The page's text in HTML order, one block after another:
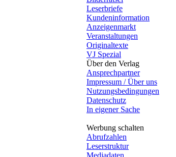
Leserbriefe
Kundeninformation
Anzeigenmarkt
Veranstaltungen
Originaltexte
VJ Spezial
Über den Verlag
Ansprechpartner
Impressum / Über uns
Nutzungsbedingungen
Datenschutz
In eigener Sache
Werbung schalten
Abrufzahlen
Leserstruktur
Mediadaten